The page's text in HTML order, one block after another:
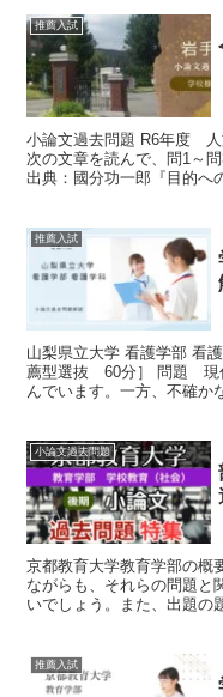
推薦入試
小論文過去問題 R6年度
次の文章を読んで、問1～
出典：國分功一郎『目的へ
推薦入試
山梨県立大学 看護学部 看
薦型選抜 60分］ 問題 現
んでいます。一方、不確か
小論文過去問題
京都教育大学教育学部の概
ながらも、それらの問題と
いでしょう。また、出題の
推薦入試